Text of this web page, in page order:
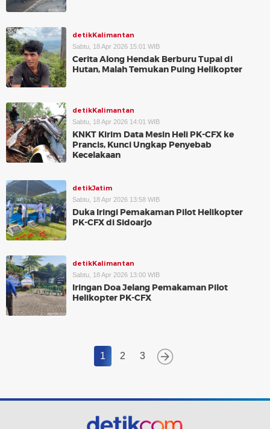
detikKalimantan
Sabtu, 18 Apr 2026 15:01 WIB
Cerita Along Hendak Berburu Tupai di
Hutan, Malah Temukan Puing Helikopter
detikKalimantan
Sabtu, 18 Apr 2026 14:01 WIB
KNKT Kirim Data Mesin Heli PK-CFX ke
Prancis, Kunci Ungkap Penyebab
Kecelakaan
detikJatim
Sabtu, 18 Apr 2026 13:58 WIB
Duka Iringi Pemakaman Pilot Helikopter
PK-CFX di Sidoarjo
detikKalimantan
Sabtu, 18 Apr 2026 13:00 WIB
Iringan Doa Jelang Pemakaman Pilot
Helikopter PK-CFX
1 2 3